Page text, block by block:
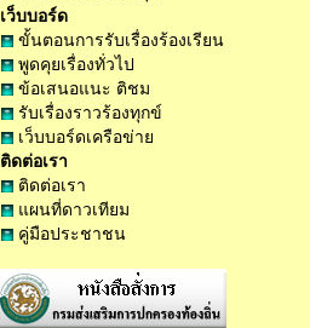
เว็บบอร์ด
ขั้นตอนการรับเรื่องร้องเรียน
พูดคุยเรื่องทั่วไป
ข้อเสนอแนะ ติชม
รับเรื่องราวร้องทุกข์
เว็บบอร์ดเครือข่าย
ติดต่อเรา
ติดต่อเรา
แผนที่ดาวเทียม
คู่มือประชาชน